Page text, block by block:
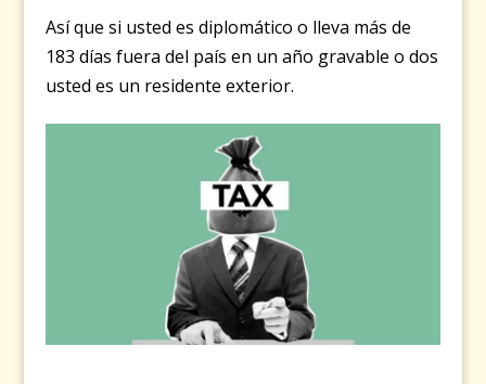
Así que si usted es diplomático o lleva más de
183 días fuera del país en un año gravable o dos
usted es un residente exterior.